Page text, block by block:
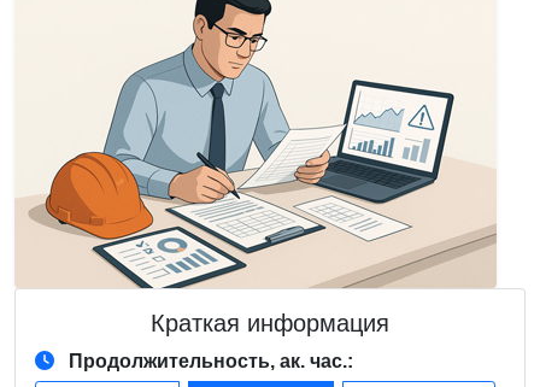
Краткая информация
Продолжительность, ак. час.: